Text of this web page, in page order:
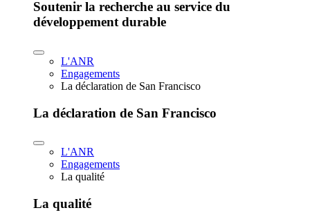
Soutenir la recherche au service du
développement durable
L'ANR
Engagements
La déclaration de San Francisco
La déclaration de San Francisco
L'ANR
Engagements
La qualité
La qualité